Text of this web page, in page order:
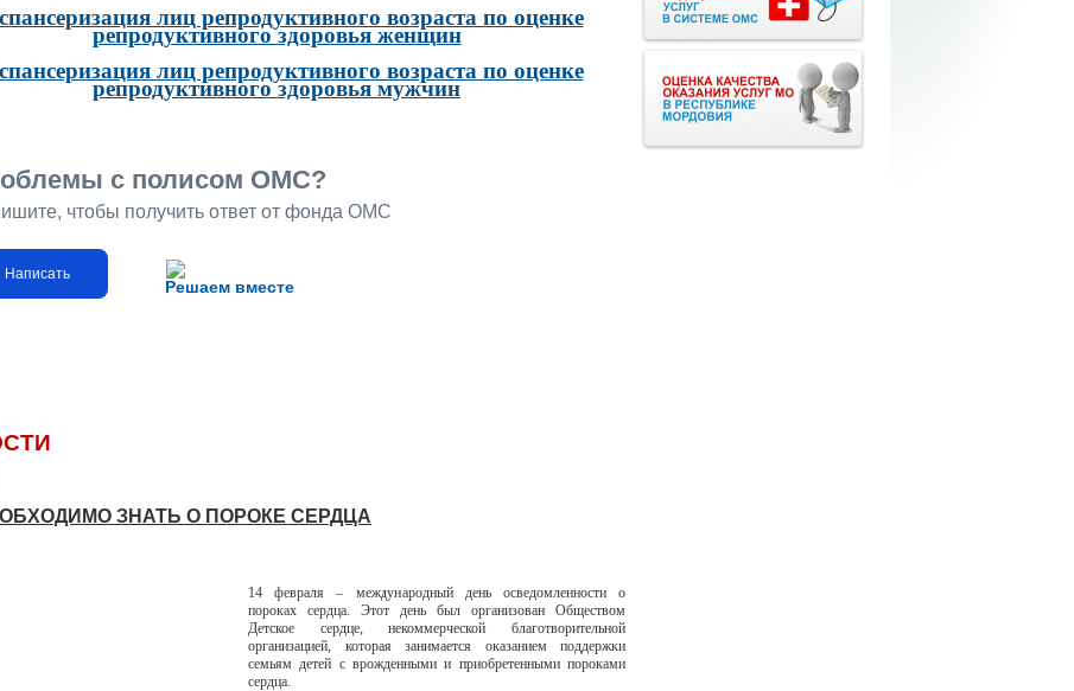
лиц репродуктивного возраста по оценке
репродуктивного здоровья женщин
лиц репродуктивного возраста по оценке
репродуктивного здоровья мужчин
Решаем вместе
с полисом ОМС?
чтобы получить ответ от фонда ОМС
Написать
ЗНАТЬ О ПОРОКЕ СЕРДЦА
14 февраля – международный день осведомленности о
пороках сердца. Этот день был организован Обществом
Детское сердце, некоммерческой благотворительной
организацией, которая занимается оказанием поддержки
семьям детей с врожденными и приобретенными пороками
сердца.